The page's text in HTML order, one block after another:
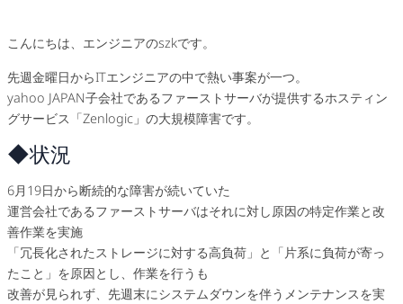
to
d
o
n
こんにちは、エンジニアのszkです。
先週金曜日からITエンジニアの中で熱い事案が一つ。
yahoo JAPAN子会社であるファーストサーバが提供するホスティン
グサービス「Zenlogic」の大規模障害です。
◆状況
6月19日から断続的な障害が続いていた
運営会社であるファーストサーバはそれに対し原因の特定作業と改
善作業を実施
「冗長化されたストレージに対する高負荷」と「片系に負荷が寄っ
たこと」を原因とし、作業を行うも
改善が見られず、先週末にシステムダウンを伴うメンテナンスを実